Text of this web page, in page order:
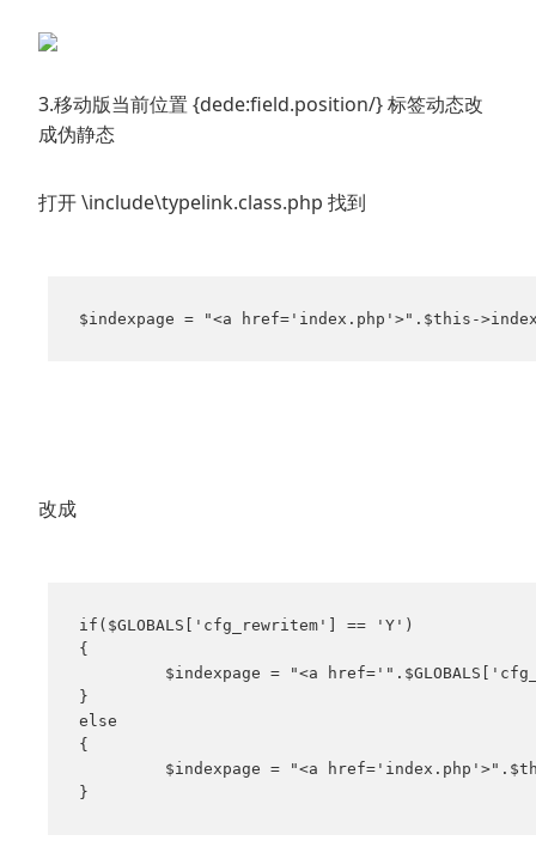
3.移动版当前位置 {dede:field.position/} 标签动态改
成伪静态
打开 \include\typelink.class.php 找到
$indexpage = "<a href='index.php'>".$this-
改成
if($GLOBALS['cfg_rewritem'] == 'Y')
{
$indexpage = "<a
}
else
{
$indexpage = "<a
}